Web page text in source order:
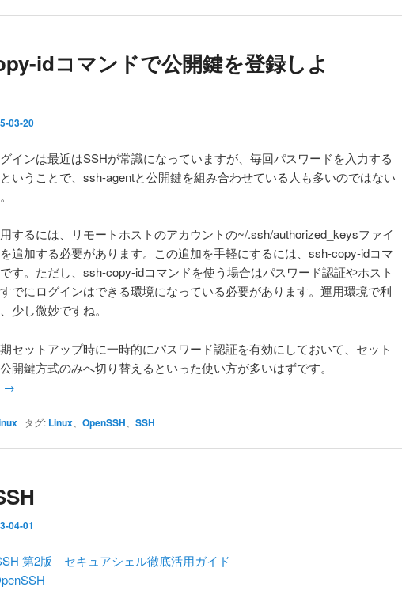
idコマンドで公開鍵を登録しよ
03-20
インは最近はSSHが常識になっていますが、毎回パスワードを入力する
いうことで、ssh-agentと公開鍵を組み合わせている人も多いのではない
するには、リモートホストのアカウントの~/.ssh/authorized_keysファイ
追加する必要があります。この追加を手軽にするには、ssh-copy-idコマ
す。ただし、ssh-copy-idコマンドを使う場合はパスワード認証やホスト
でにログインはできる環境になっている必要があります。運用環境で利
少し微妙ですね。
セットアップ時に一時的にパスワード認証を有効にしておいて、セット
開鍵方式のみへ切り替えるといった使い方が多いはずです。
→
| タグ: Linux OpenSSH SSH
04-01
第2版―セキュアシェル徹底活用ガイド